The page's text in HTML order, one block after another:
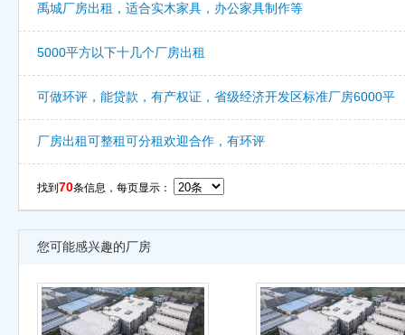
禹城厂房出租，适合实木家具，办公家具制作等
5000平方以下十几个厂房出租
可做环评，能贷款，有产权证，省级经济开发区标准厂房6000平
厂房出租可整租可分租欢迎合作，有环评
找到 70条信息，每页显示：
您可能感兴趣的厂房